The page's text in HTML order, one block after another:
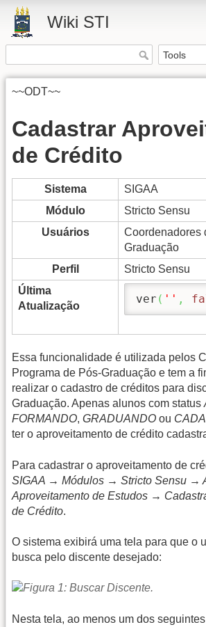
Wiki STI
~~ODT~~
Cadastrar
de Crédito
Sistema
SIGAA
Módulo
Stricto Sensu
Usuários
Coordenadores
Graduação
Perfil
Stricto Sensu
Última
Atualização
ver ( '' ,
Essa funcionalidade é utilizada pelos
Programa de Pós-Graduação e tem a
realizar o cadastro de créditos para
Graduação. Apenas alunos com status
FORMANDO, GRADUANDO ou
ter o aproveitamento de crédito
Para cadastrar o aproveitamento de
SIGAA → Módulos → Stricto Sensu →
Aproveitamento de Estudos →
de Crédito.
O sistema exibirá uma tela para que o
busca pelo discente desejado:
Nesta tela, ao menos um dos